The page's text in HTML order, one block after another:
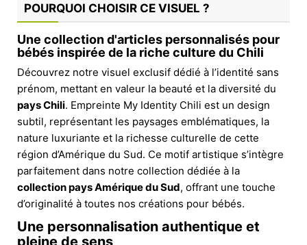
POURQUOI CHOISIR CE VISUEL ?
Une collection d'articles personnalisés pour
bébés inspirée de la riche culture du Chili
Découvrez notre visuel exclusif dédié à l’identité sans
prénom, mettant en valeur la beauté et la diversité du
pays Chili. Empreinte My Identity Chili est un design
subtil, représentant les paysages emblématiques, la
nature luxuriante et la richesse culturelle de cette
région d’Amérique du Sud. Ce motif artistique s’intègre
parfaitement dans notre collection dédiée à la
collection pays Amérique du Sud, offrant une touche
d’originalité à toutes nos créations pour bébés.
Une personnalisation authentique et
pleine de sens